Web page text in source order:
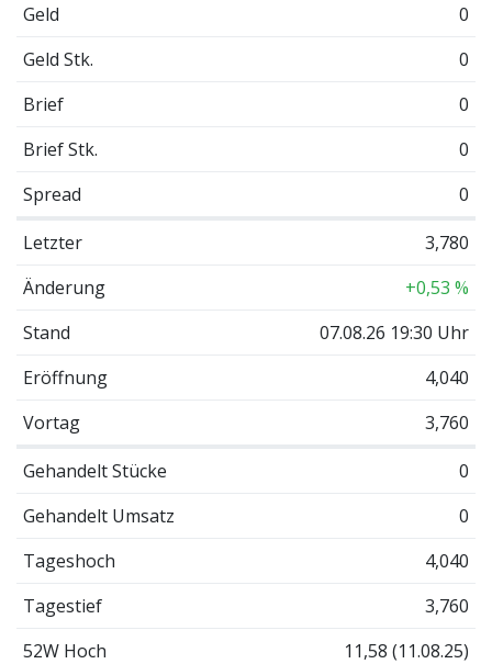
Geld
0
Geld Stk.
0
Brief
0
Brief Stk.
0
Spread
0
Letzter
3,780
Änderung
+0,53 %
Stand
07.08.26 19:30 Uhr
Eröffnung
4,040
Vortag
3,760
Gehandelt Stücke
0
Gehandelt Umsatz
0
Tageshoch
4,040
Tagestief
3,760
52W Hoch
11,58 (11.08.25)